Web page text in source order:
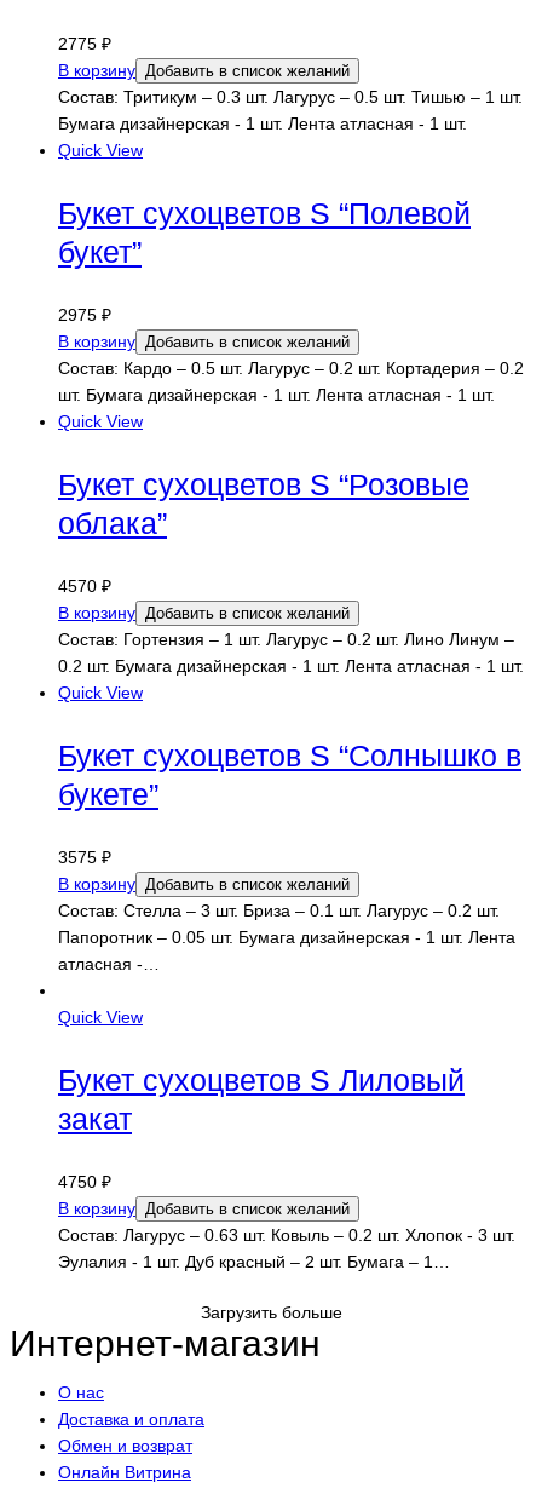
2775 ₽
В корзину Добавить в список желаний
Состав: Тритикум – 0.3 шт. Лагурус – 0.5 шт. Тишью – 1 шт.
Бумага дизайнерская - 1 шт. Лента атласная - 1 шт.
Quick View
Букет сухоцветов S “Полевой
букет”
2975 ₽
В корзину Добавить в список желаний
Состав: Кардо – 0.5 шт. Лагурус – 0.2 шт. Кортадерия – 0.2
шт. Бумага дизайнерская - 1 шт. Лента атласная - 1 шт.
Quick View
Букет сухоцветов S “Розовые
облака”
4570 ₽
В корзину Добавить в список желаний
Состав: Гортензия – 1 шт. Лагурус – 0.2 шт. Лино Линум –
0.2 шт. Бумага дизайнерская - 1 шт. Лента атласная - 1 шт.
Quick View
Букет сухоцветов S “Солнышко в
букете”
3575 ₽
В корзину Добавить в список желаний
Состав: Стелла – 3 шт. Бриза – 0.1 шт. Лагурус – 0.2 шт.
Папоротник – 0.05 шт. Бумага дизайнерская - 1 шт. Лента
атласная -…
Quick View
Букет сухоцветов S Лиловый
закат
4750 ₽
В корзину Добавить в список желаний
Состав: Лагурус – 0.63 шт. Ковыль – 0.2 шт. Хлопок - 3 шт.
Эулалия - 1 шт. Дуб красный – 2 шт. Бумага – 1…
Загрузить больше
Интернет-магазин
О нас
Доставка и оплата
Обмен и возврат
Онлайн Витрина